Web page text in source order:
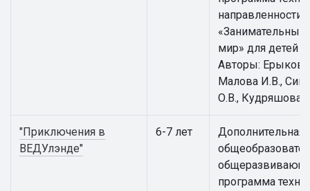
направленности
«Занимательный
мир» для детей 5
Авторы: Ерыкова
Малова И.В.,
О.В., Кудряшова
"Приключения в
ВЕДУлэнде"
6-7 лет
Дополнительная
программа